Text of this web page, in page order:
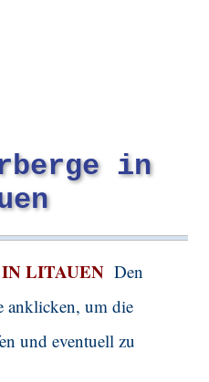
in
LITAUEN Den
anklicken, um die
und eventuell zu